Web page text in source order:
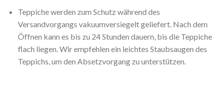
Teppiche werden zum Schutz während des
Versandvorgangs vakuumversiegelt geliefert. Nach dem
Öffnen kann es bis zu 24 Stunden dauern, bis die Teppiche
flach liegen. Wir empfehlen ein leichtes Staubsaugen des
Teppichs, um den Absetzvorgang zu unterstützen.